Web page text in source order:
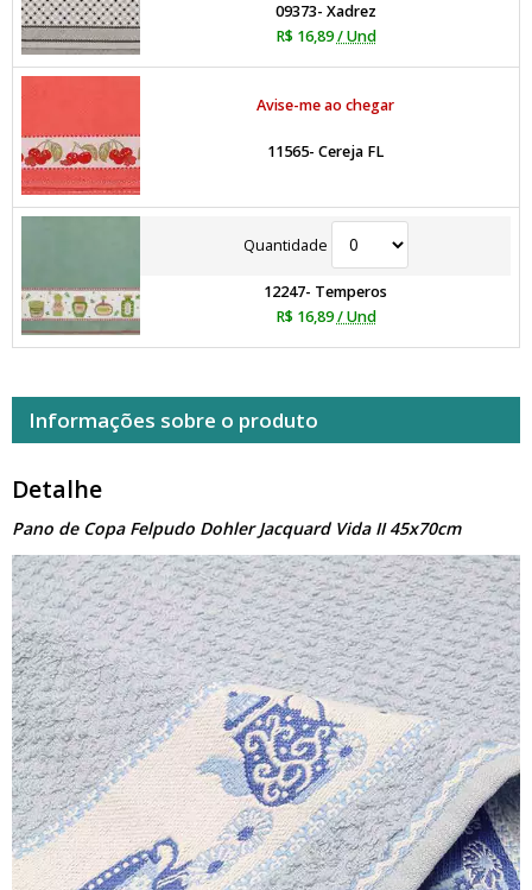
09373- Xadrez
R$ 16,89 / Und
Avise-me ao chegar
11565- Cereja FL
Quantidade
12247- Temperos
R$ 16,89 / Und
Informações sobre o produto
Detalhe
Pano de Copa Felpudo Dohler Jacquard Vida II 45x70cm